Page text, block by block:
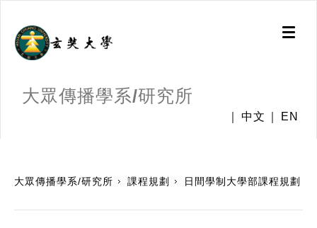
Toggle
大眾傳播學系/研究所
中文 EN
大眾傳播學系/研究所 課程規劃 日間學制大學部課程規劃